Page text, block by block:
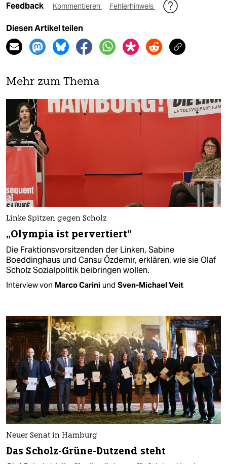
Feedback Kommentieren Fehlerhinweis
Diesen Artikel teilen
Mehr zum Thema
Linke Spitzen gegen Scholz
„Olympia ist pervertiert“
Die Fraktionsvorsitzenden der Linken, Sabine
Boeddinghaus und Cansu Özdemir, erklären, wie sie Olaf
Scholz Sozialpolitik beibringen wollen.
Interview von Marco Carini und Sven-Michael Veit
Neuer Senat in Hamburg
Das Scholz-Grüne-Dutzend steht